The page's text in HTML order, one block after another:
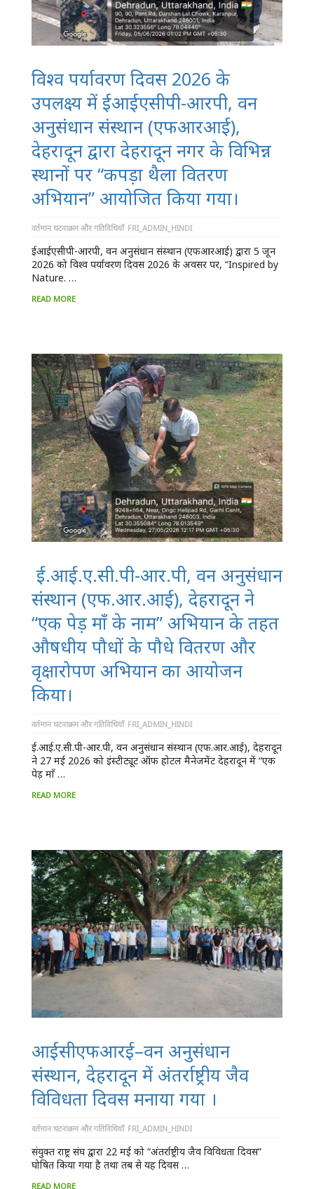
विश्व पर्यावरण दिवस 2026 के
उपलक्ष्य में ईआईएसीपी-आरपी, वन
अनुसंधान संस्थान (एफआरआई),
देहरादून द्वारा देहरादून नगर के विभिन्न
स्थानों पर “कपड़ा थैला वितरण
अभियान” आयोजित किया गया।
वर्तमान घटनाक्रम और गतिविधियाँ FRI_ADMIN_HINDI
ईआईएसीपी-आरपी, वन अनुसंधान संस्थान (एफआरआई) द्वारा 5 जून
2026 को विश्व पर्यावरण दिवस 2026 के अवसर पर, “Inspired by
Nature. …
READ MORE
ई.आई.ए.सी.पी-आर.पी, वन अनुसंधान
संस्थान (एफ.आर.आई), देहरादून ने
“एक पेड़ माँ के नाम” अभियान के तहत
औषधीय पौधों के पौधे वितरण और
वृक्षारोपण अभियान का आयोजन
किया।
वर्तमान घटनाक्रम और गतिविधियाँ FRI_ADMIN_HINDI
ई.आई.ए.सी.पी-आर.पी, वन अनुसंधान संस्थान (एफ.आर.आई), देहरादून
ने 27 मई 2026 को इंस्टीट्यूट ऑफ होटल मैनेजमेंट देहरादून में “एक
पेड़ माँ …
READ MORE
आईसीएफआरई–वन अनुसंधान
संस्थान, देहरादून में अंतर्राष्ट्रीय जैव
विविधता दिवस मनाया गया ।
वर्तमान घटनाक्रम और गतिविधियाँ FRI_ADMIN_HINDI
संयुक्त राष्ट्र संघ द्वारा 22 मई को “अंतर्राष्ट्रीय जैव विविधता दिवस”
घोषित किया गया है तथा तब से यह दिवस …
READ MORE